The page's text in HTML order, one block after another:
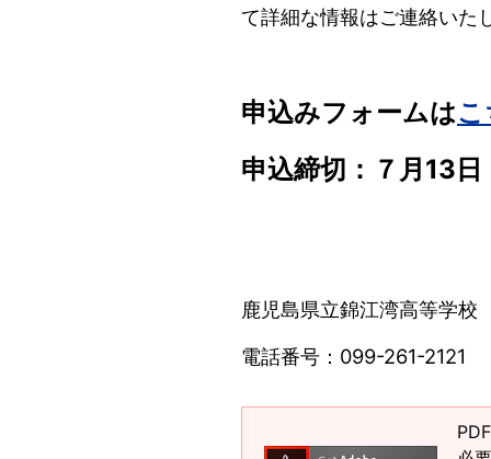
て詳細な情報はご連絡いた
申込みフォームは
申込締切：７月13日
鹿児島県立錦江湾高等学
電話番号：099-261-2121